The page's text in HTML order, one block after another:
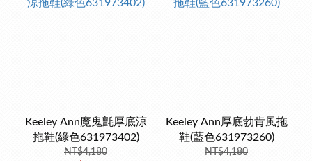
Keeley Ann魔鬼氈厚底涼
拖鞋(綠色631973402)
NT$4,180
Keeley Ann厚底勃肯風拖
鞋(藍色631973260)
NT$4,180